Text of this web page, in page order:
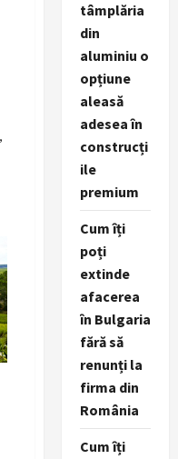
tâmplăria
din
aluminiu o
opțiune
aleasă
adesea în
construcți
ile
premium
Cum îți
poți
extinde
afacerea
în Bulgaria
fără să
renunți la
firma din
România
Cum îți